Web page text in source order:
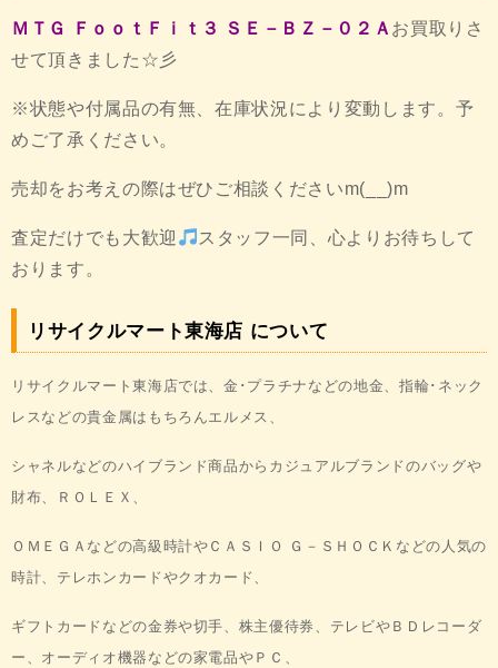
ＭＴＧ ＦｏｏｔＦｉｔ３ ＳＥ－ＢＺ－０２Ａ お買取りさ
せて頂きました☆彡
※状態や付属品の有無、在庫状況により変動します。予
めご了承ください。
売却をお考えの際はぜひご相談くださいm(__)m
査定だけでも大歓迎
スタッフ一同、心よりお待ちして
おります。
リサイクルマート東海店 について
リサイクルマート東海店では、金･プラチナなどの地金、 指輪･ネック
レスなどの貴金属はもちろんエルメス、
シャネルなどのハイブランド商品から カジュアルブランドのバッグや
財布、ＲＯＬＥＸ、
ＯＭＥＧＡなどの高級時計やＣＡＳＩＯ Ｇ－ＳＨＯＣＫ などの 人気の
時計、テレホンカードやクオカード、
ギフトカードなどの金券や切手、株主優待券、テレビや ＢＤレコーダ
ー、オーディオ機器などの家電品やＰＣ、